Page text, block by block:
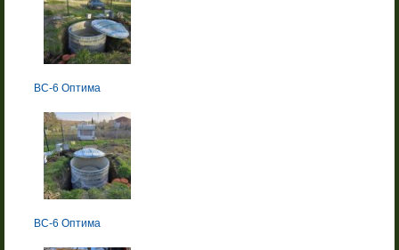
BC-6 Оптима
BC-6 Оптима